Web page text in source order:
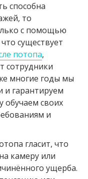
способна
то
с помощью
существует
потопа,
сотрудники
многие годы мы
и гарантируем
обучаем своих
и
гласит, что
камеру или
ущерба.